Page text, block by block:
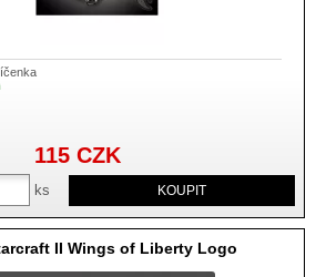
ks
115 CZK
II Wings of Liberty Logo